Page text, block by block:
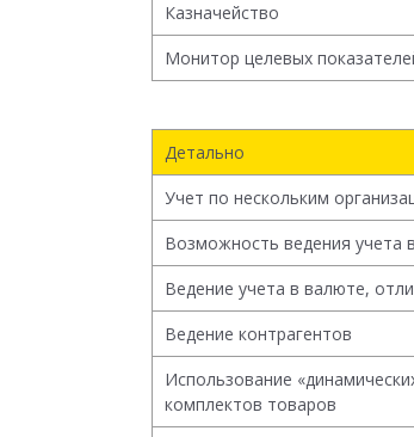
Казначейство
Монитор целевых
Детально
Учет по нескольким
Возможность ведения учета
Ведение учета в валюте,
Ведение контрагентов
Использование
комплектов товаров